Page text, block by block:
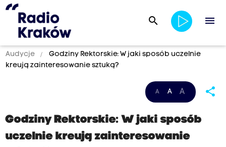
search menu
Audycje
Godziny Rektorskie: W jaki sposób uczelnie
kreują zainteresowanie sztuką?
A A A share
Godziny Rektorskie: W jaki sposób
uczelnie kreują zainteresowanie